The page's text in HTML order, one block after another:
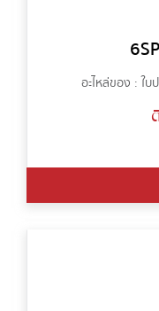
อะไหล่ของ : ใบ